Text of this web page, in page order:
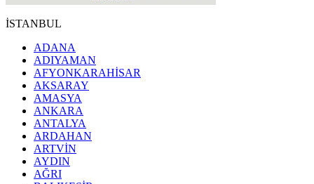
İSTANBUL
ADANA
ADIYAMAN
AFYONKARAHİSAR
AKSARAY
AMASYA
ANKARA
ANTALYA
ARDAHAN
ARTVİN
AYDIN
AĞRI